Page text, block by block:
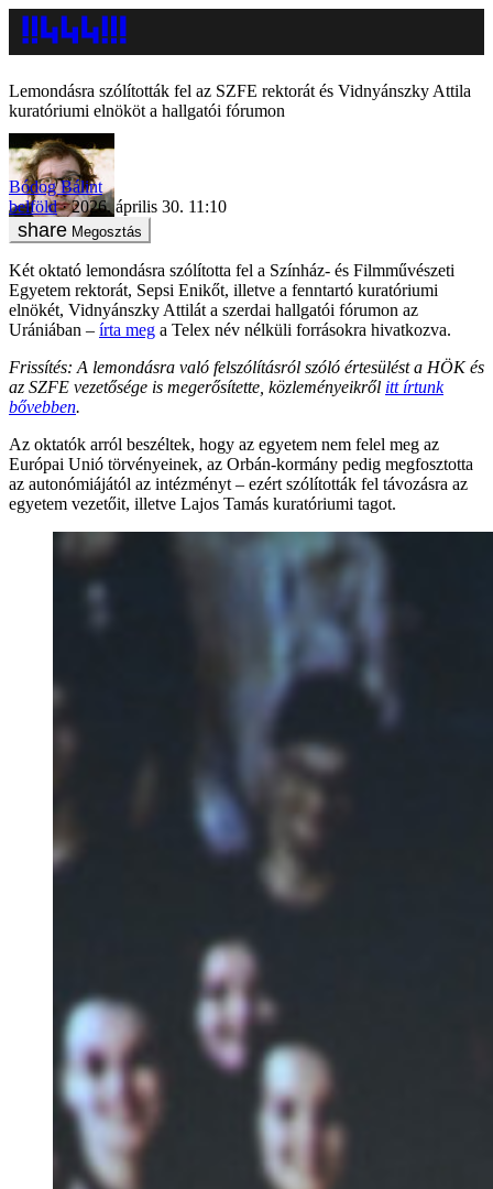
Lemondásra szólították fel az SZFE rektorát és Vidnyánszky Attila
kuratóriumi elnököt a hallgatói fórumon
Bódog Bálint
belföld
2026. április 30. 11:10
Megosztás
Két oktató lemondásra szólította fel a Színház- és Filmművészeti
Egyetem rektorát, Sepsi Enikőt, illetve a fenntartó kuratóriumi
elnökét, Vidnyánszky Attilát a szerdai hallgatói fórumon az
Urániában – írta meg a Telex név nélküli forrásokra hivatkozva.
Frissítés: A lemondásra való felszólításról szóló értesülést a HÖK és
az SZFE vezetősége is megerősítette, közleményeikről itt írtunk
bővebben.
Az oktatók arról beszéltek, hogy az egyetem nem felel meg az
Európai Unió törvényeinek, az Orbán-kormány pedig megfosztotta
az autonómiájától az intézményt – ezért szólították fel távozásra az
egyetem vezetőit, illetve Lajos Tamás kuratóriumi tagot.